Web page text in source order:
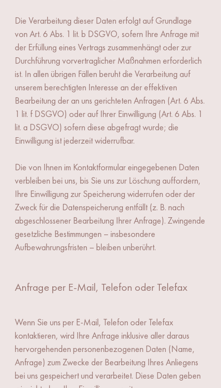
Die Verarbeitung dieser Daten erfolgt auf Grundlage
von Art. 6 Abs. 1 lit. b DSGVO, sofern Ihre Anfrage mit
der Erfüllung eines Vertrags zusammenhängt oder zur
Durchführung vorvertraglicher Maßnahmen erforderlich
ist. In allen übrigen Fällen beruht die Verarbeitung auf
unserem berechtigten Interesse an der effektiven
Bearbeitung der an uns gerichteten Anfragen (Art. 6 Abs.
1 lit. f DSGVO) oder auf Ihrer Einwilligung (Art. 6 Abs. 1
lit. a DSGVO) sofern diese abgefragt wurde; die
Einwilligung ist jederzeit widerrufbar.
Die von Ihnen im Kontaktformular eingegebenen Daten
verbleiben bei uns, bis Sie uns zur Löschung auffordern,
Ihre Einwilligung zur Speicherung widerrufen oder der
Zweck für die Datenspeicherung entfällt (z. B. nach
abgeschlossener Bearbeitung Ihrer Anfrage). Zwingende
gesetzliche Bestimmungen – insbesondere
Aufbewahrungsfristen – bleiben unberührt.
Anfrage per E-Mail, Telefon oder Telefax
Wenn Sie uns per E-Mail, Telefon oder Telefax
kontaktieren, wird Ihre Anfrage inklusive aller daraus
hervorgehenden personenbezogenen Daten (Name,
Anfrage) zum Zwecke der Bearbeitung Ihres Anliegens
bei uns gespeichert und verarbeitet. Diese Daten geben